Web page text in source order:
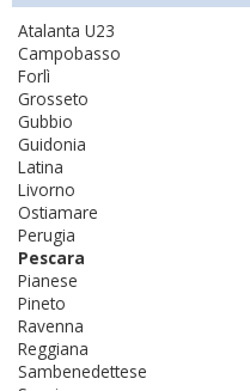
Atalanta U23
Campobasso
Forlì
Grosseto
Gubbio
Guidonia
Latina
Livorno
Ostiamare
Perugia
Pescara
Pianese
Pineto
Ravenna
Reggiana
Sambenedettese